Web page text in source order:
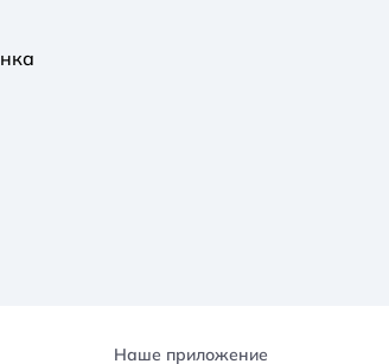
Наше приложение